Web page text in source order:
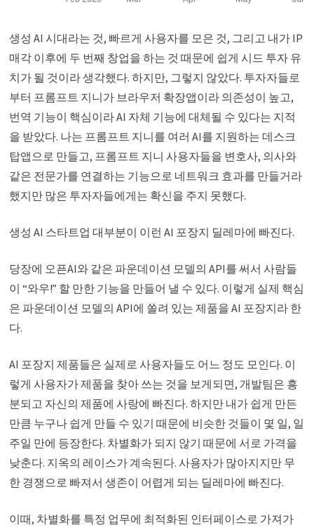
생성 AI 시대라는 것, 빠르게 사용자를 모은 것, 그리고 내가 IP
매각 이후에 두 번째 창업을 하는 것 때문에 쉽게 시드 투자 유
치가 될 것이라 생각했다. 하지만, 그렇지 않았다. 투자자들로
부터 프롬프트 지니가 브라우저 확장앱이라 의존성이 높고,
번역 기능이 핵심이라 AI 자체 기능에 대체될 수 있다는 지적
을 받았다. 나는 프롬프트 지니를 여러 AI를 지원하는 데스크
탑앱으로 만들고, 프롬프트 지니 사용자들을 변호사, 의사와
같은 전문가를 연결하는 기능으로 네트워크 효과를 만들거라
했지만 많은 투자자들에게는 확신을 주지 못했다.
생성 AI 스타트업 대부분이 이런 AI 포장지 딜레마에 빠진다.
당장에 오픈AI와 같은 파운데이션 모델의 API를 써서 사람들
이 “와우!” 할 만한 기능을 만들어 낼 수 있다. 이렇게 실제 핵심
은 파운데이션 모델의 API에 쏠려 있는 제품을 AI 포장지라 한
다.
AI 포장지 제품들은 실제로 사용자들도 어느 정도 모인다. 이
렇게 사용자가 제품을 찾아 쓰는 것을 보게되면, 개발팀은 흥
분되고 자신의 제품에 사랑에 빠진다. 하지만 내가 쉽게 만든
만큼 누구나 쉽게 만들 수 있기 때문에 비슷한 것들이 몇 일, 일
주일 만에 등장한다. 차별화가 되지 않기 때문에 서로 가격을
낮춘다. 지옥의 레이스가 계속된다. 사용자가 많아지지만 무
한 경쟁으로 빠져서 생존이 어렵게 되는 딜레마에 빠진다.
이때, 차별화를 특정 업무에 최적화된 인터페이스로 가져가